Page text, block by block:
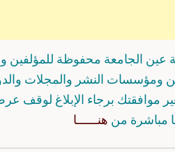
عين الجامعة محفوظة للمؤلفين
ومؤسسات النشر والمجلات
موافقتك برجاء الإبلاغ لوقف
مباشرة من هنــــــا